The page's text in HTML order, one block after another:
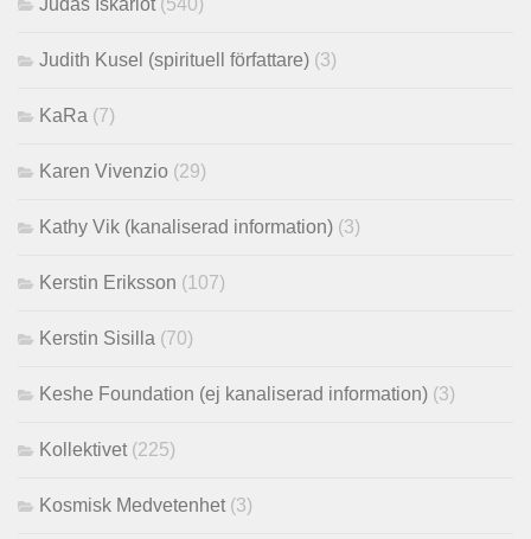
Judith Kusel (spirituell författare) (3)
KaRa (7)
Karen Vivenzio (29)
Kathy Vik (kanaliserad information) (3)
Kerstin Eriksson (107)
Kerstin Sisilla (70)
Keshe Foundation (ej kanaliserad information) (3)
Kollektivet (225)
Kosmisk Medvetenhet (3)